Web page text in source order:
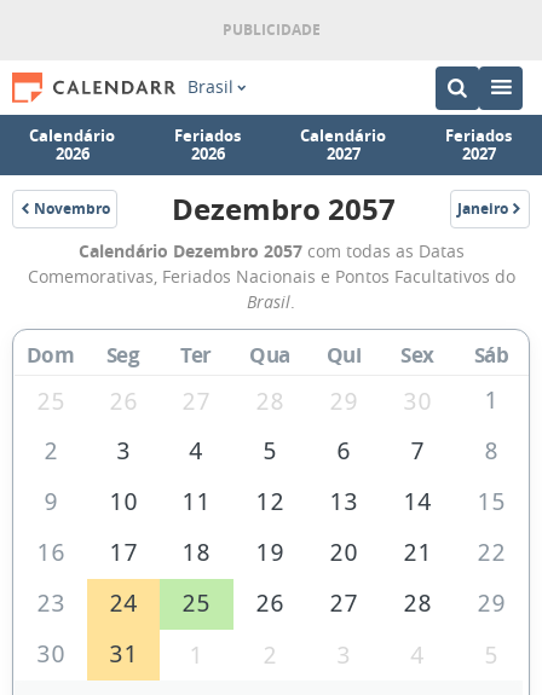
Brasil
Calendário
2026
Feriados
2026
Calendário
2027
Feriados
2027
Novembro
2057
Calendário
de
Dezembro
de
2057
Dezembro 2057 Janeiro
2058
Calendário Dezembro 2057com todas as Datas
Comemorativas, Feriados Nacionais e Pontos Facultativos do
Brasil.
Dom Seg Ter Qua Qui Sex Sáb
25 26 27 28 29 30
1
2
3 4 5 6 7
8
9
10 11 12 13 14
15
16
17 18 19 20 21
22
23
24 25 26 27 28
29
30
31 1 2 3 4 5